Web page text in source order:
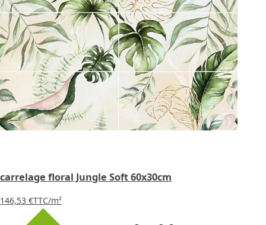
carrelage floral Jungle Soft 60x30cm
146,53 €TTC/m²